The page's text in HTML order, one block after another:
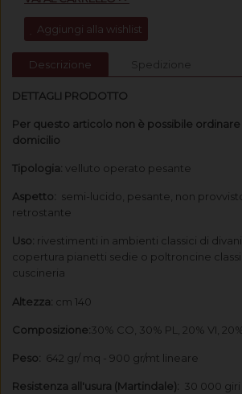
Aggiungi alla wishlist
Descrizione Spedizione
DETTAGLI PRODOTTO
Per questo articolo non è possibile
domicilio
Tipologia: velluto operato pesante
Aspetto: semi-lucido, pesante, non
retrostante
Uso: rivestimenti in ambienti classici di
copertura pianetti sedie o poltroncine
cuscineria
Altezza: cm 140
Composizione:30% CO, 30% PL, 20% VI,
Peso: 642 gr/ mq - 900 gr/mt lineare
Resistenza all'usura (Martindale): 30 000 giri